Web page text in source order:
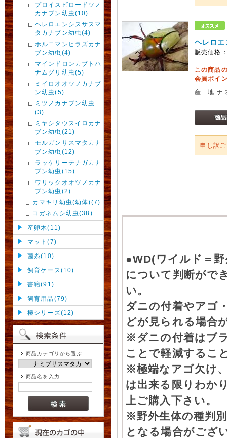
プロイスビロードツノ
カナブン幼虫(10)
ヘレロエンシスサスマ
タカナブン幼虫(4)
ホルニマンヒラズカナ
ブン幼虫(4)
マインドロンカブトハ
ナムグリ幼虫(5)
ミイロオオツノカナブ
ン幼虫(5)
ミツノカナブン幼虫
(3)
ミヤシタウスイロカナ
ブン幼虫(21)
モルガンサスマタカナ
ブン幼虫(12)
ラッケリーテナガカナ
ブン幼虫(15)
ワリックオオツノカナ
ブン幼虫(2)
カマキリ幼虫(幼体)(7)
コガネムシ幼虫(38)
産卵木(11)
マット(7)
菌糸(10)
飼育ケース(10)
書籍(91)
飼育用品(79)
極シリーズ(12)
商品カテゴリから選ぶ
商品名を入力
ヘレロ
販売価格
この商品
会員ポイ
産 地:ナ
申し訳
●WD(ワイルド＝
について判断がで
い。
ダニの付着やアゴ
どが見られる場合
※ダニの付着はブ
ことで軽減するこ
※極端なアゴ欠け
は出来る限りわか
上ご購入下さい。
※野外生体の種判
となる場合がござ